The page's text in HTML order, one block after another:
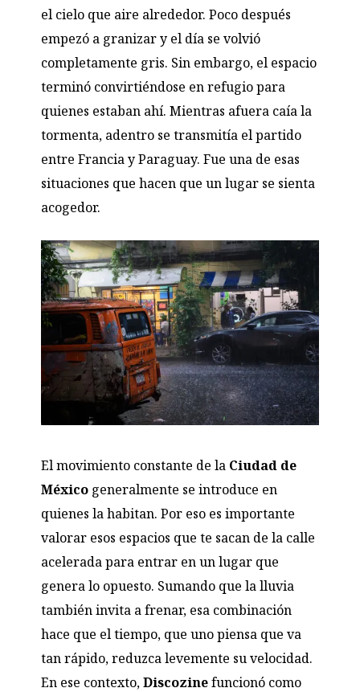
el cielo que aire alrededor. Poco después
empezó a granizar y el día se volvió
completamente gris. Sin embargo, el espacio
terminó convirtiéndose en refugio para
quienes estaban ahí. Mientras afuera caía la
tormenta, adentro se transmitía el partido
entre Francia y Paraguay. Fue una de esas
situaciones que hacen que un lugar se sienta
acogedor.
El movimiento constante de la Ciudad de
México generalmente se introduce en
quienes la habitan. Por eso es importante
valorar esos espacios que te sacan de la calle
acelerada para entrar en un lugar que
genera lo opuesto. Sumando que la lluvia
también invita a frenar, esa combinación
hace que el tiempo, que uno piensa que va
tan rápido, reduzca levemente su velocidad.
En ese contexto,Discozinefuncionó como